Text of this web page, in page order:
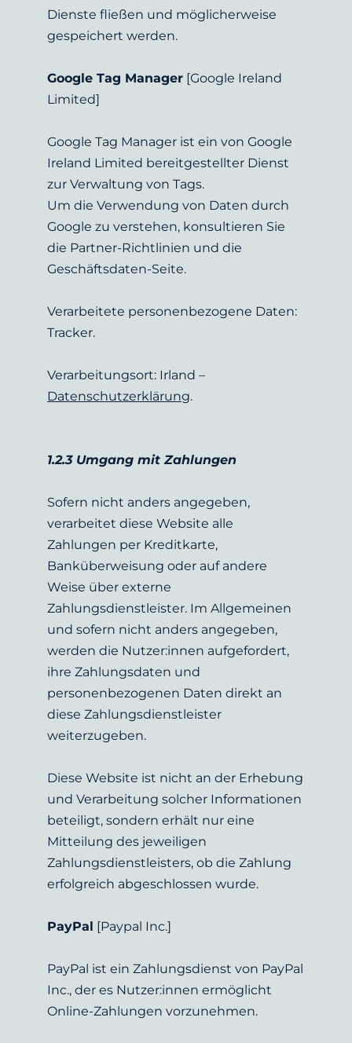
Dienste fließen und möglicherweise
gespeichert werden.
Google Tag Manager [Google Ireland
Limited]
Google Tag Manager ist ein von Google
Ireland Limited bereitgestellter Dienst
zur Verwaltung von Tags.
Um die Verwendung von Daten durch
Google zu verstehen, konsultieren Sie
die Partner-Richtlinien
Geschäftsdaten-Seite.
Verarbeitete personenbezogene Daten:
Tracker.
Datenschutzerklärung.
1.2.3 Umgang mit Zahlungen
Sofern nicht anders angegeben,
verarbeitet diese Website alle
Zahlungen per Kreditkarte,
Banküberweisung oder auf andere
Weise über externe
Zahlungsdienstleister. Im Allgemeinen
und sofern nicht anders angegeben,
werden die Nutzer:innen aufgefordert,
ihre Zahlungsdaten und
personenbezogenen Daten direkt an
diese Zahlungsdienstleister
weiterzugeben.
Diese Website ist nicht an der Erhebung
und Verarbeitung solcher Informationen
beteiligt, sondern erhält nur eine
Mitteilung des jeweiligen
Zahlungsdienstleisters, ob die Zahlung
erfolgreich abgeschlossen wurde.
PayPal [Paypal Inc.]
PayPal ist ein Zahlungsdienst von PayPal
Inc., der es Nutzer:innen ermöglicht
Online-Zahlungen vorzunehmen.